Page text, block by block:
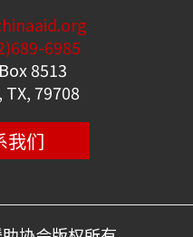
6985
8513
79708
我们